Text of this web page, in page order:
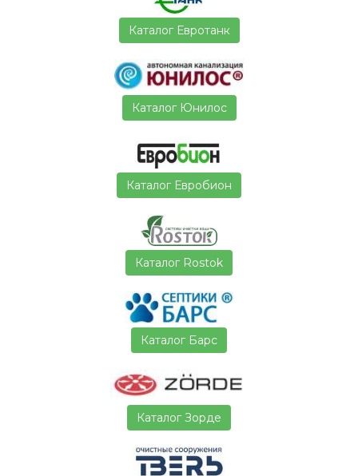
Каталог Евротанк
Каталог Юнилос
Каталог Евробион
Каталог Rostok
Каталог Барс
Каталог Зорде